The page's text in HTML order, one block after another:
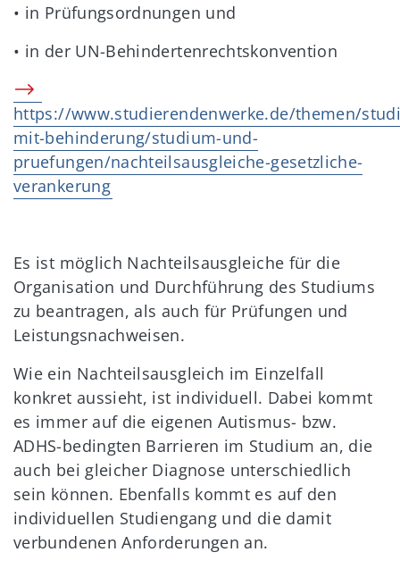
• in Prüfungsordnungen und
• in der UN-Behindertenrechtskonvention
https://www.studierendenwerke.de/themen/
mit-behinderung/studium-und-
pruefungen/nachteilsausgleiche-gesetzliche-
verankerung
Es ist möglich Nachteilsausgleiche für die
Organisation und Durchführung des Studiums
zu beantragen, als auch für Prüfungen und
Leistungsnachweisen.
Wie ein Nachteilsausgleich im Einzelfall
konkret aussieht, ist individuell. Dabei kommt
es immer auf die eigenen Autismus- bzw.
ADHS-bedingten Barrieren im Studium an, die
auch bei gleicher Diagnose unterschiedlich
sein können. Ebenfalls kommt es auf den
individuellen Studiengang und die damit
verbundenen Anforderungen an.